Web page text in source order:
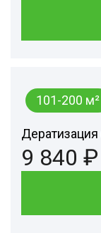
101-200 м²
9 840 ₽